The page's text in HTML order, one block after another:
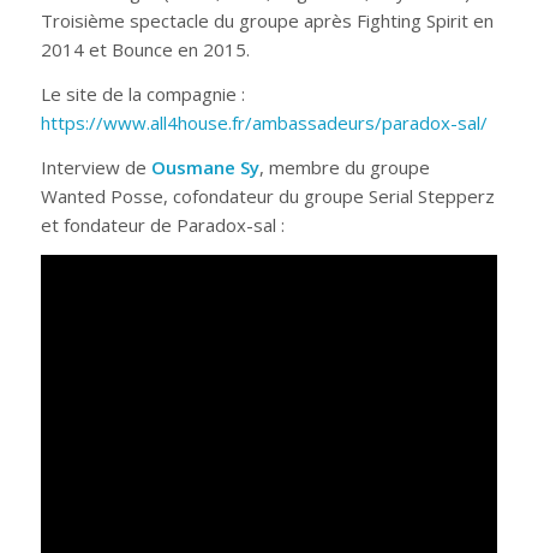
Troisième spectacle du groupe après Fighting Spirit en
2014 et Bounce en 2015.
Le site de la compagnie :
https://www.all4house.fr/ambassadeurs/paradox-sal/
Interview de Ousmane Sy, membre du groupe
Wanted Posse, cofondateur du groupe Serial Stepperz
et fondateur de Paradox-sal :